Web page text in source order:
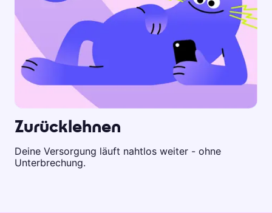
Zurücklehnen
Deine Versorgung läuft nahtlos weiter - ohne
Unterbrechung.